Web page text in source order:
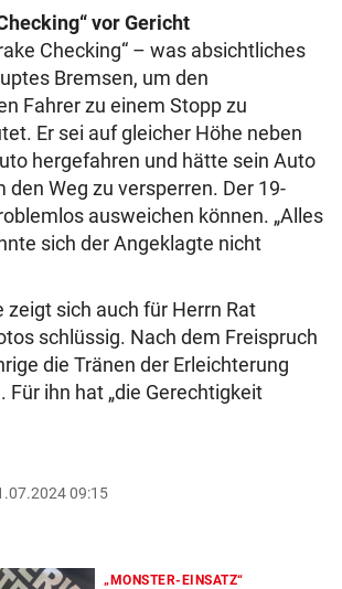
vor Gericht
Checking“ – was absichtliches
Bremsen, um den
Fahrer zu einem Stopp zu
Er sei auf gleicher Höhe neben
hergefahren und hätte sein Auto
den Weg zu versperren. Der 19-
ausweichen können. „Alles
sich der Angeklagte nicht
zeigt sich auch für Herrn Rat
schlüssig. Nach dem Freispruch
die Tränen der Erleichterung
Für ihn hat „die Gerechtigkeit
09:15
„MONSTER-EINSATZ“